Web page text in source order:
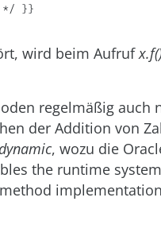
*/ }}
wird beim Aufruf
regelmäßig auch
der Addition von
, wozu die
the runtime